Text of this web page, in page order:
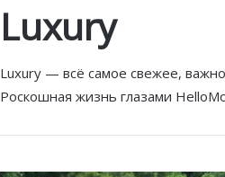
Luxury
Luxury — всё самое свежее,
Роскошная жизнь глазами